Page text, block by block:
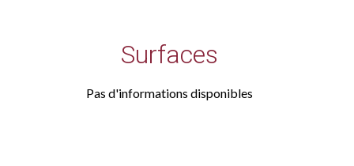
Surfaces
Pas d'informations disponibles